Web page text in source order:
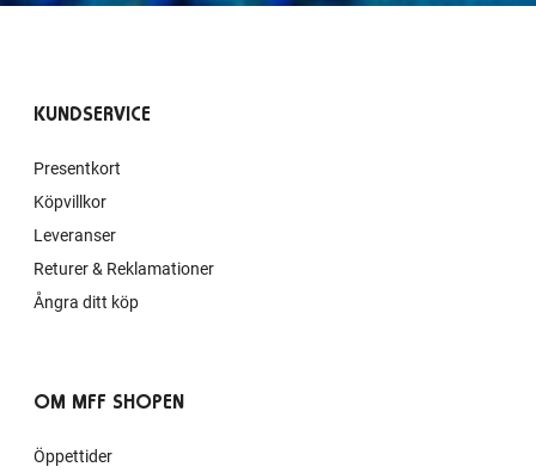
KUNDSERVICE
Presentkort
Köpvillkor
Leveranser
Returer & Reklamationer
Ångra ditt köp
OM MFF SHOPEN
Öppettider